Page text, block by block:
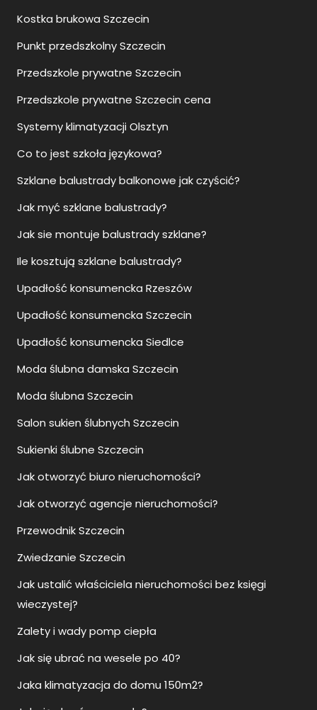
Kostka brukowa Szczecin
Punkt przedszkolny Szczecin
Przedszkole prywatne Szczecin
Przedszkole prywatne Szczecin cena
Systemy klimatyzacji Olsztyn
Co to jest szkoła językowa?
Szklane balustrady balkonowe jak czyścić?
Jak myć szklane balustrady?
Jak sie montuje balustrady szklane?
Ile kosztują szklane balustrady?
Upadłość konsumencka Rzeszów
Upadłość konsumencka Szczecin
Upadłość konsumencka Siedlce
Moda ślubna damska Szczecin
Moda ślubna Szczecin
Salon sukien ślubnych Szczecin
Sukienki ślubne Szczecin
Jak otworzyć biuro nieruchomości?
Jak otworzyć agencje nieruchomości?
Przewodnik Szczecin
Zwiedzanie Szczecin
Jak ustalić właściciela nieruchomości bez księgi
wieczystej?
Zalety i wady pomp ciepła
Jak się ubrać na wesele po 40?
Jaka klimatyzacja do domu 150m2?